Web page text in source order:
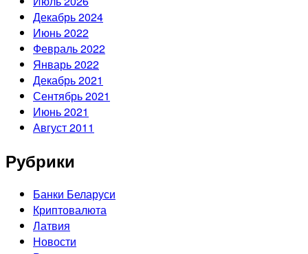
Декабрь 2024
Июнь 2022
Февраль 2022
Январь 2022
Декабрь 2021
Сентябрь 2021
Июнь 2021
Август 2011
Рубрики
Банки Беларуси
Криптовалюта
Латвия
Новости